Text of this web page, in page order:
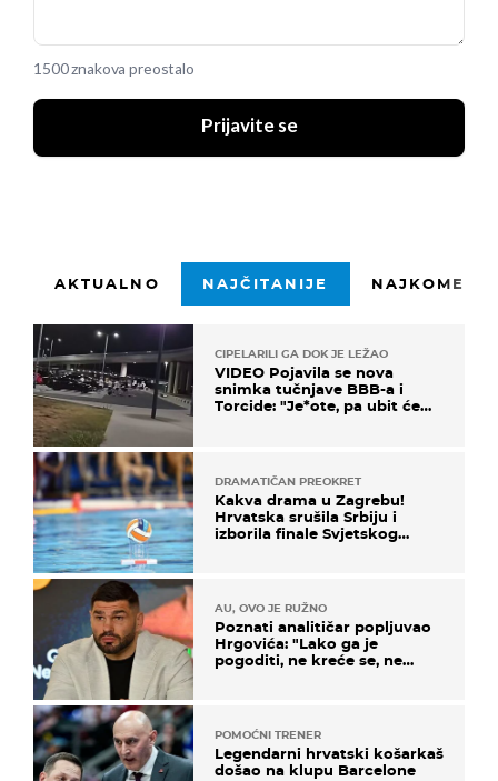
1500 znakova preostalo
Prijavite se
AKTUALNO NAJČITANIJE
CIPELARILI GA DOK JE LEŽAO
VIDEO Pojavila se nova
snimka tučnjave BBB-a i
Torcide: "Je*ote, pa ubit će
DRAMATIČAN PREOKRET
Kakva drama u Zagrebu!
Hrvatska srušila Srbiju i
izborila finale Svjetskog
AU, OVO JE RUŽNO
Poznati analitičar popljuvao
Hrgovića: "Lako ga je
pogoditi, ne kreće se, ne
POMOĆNI TRENER
Legendarni hrvatski košarkaš
došao na klupu Barcelone